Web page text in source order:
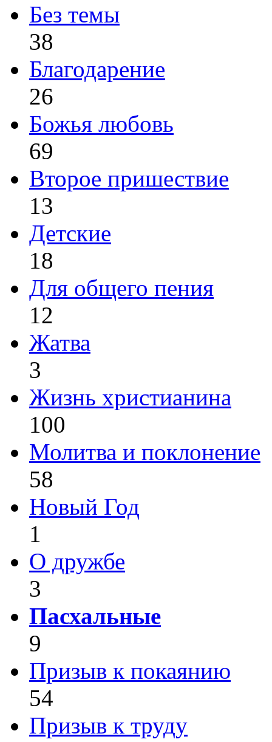
Без темы
38
Благодарение
26
Божья любовь
69
Второе пришествие
13
Детские
18
Для общего пения
12
Жатва
3
Жизнь христианина
100
Молитва и поклонение
58
Новый Год
1
О дружбе
3
Пасхальные
9
Призыв к покаянию
54
Призыв к труду